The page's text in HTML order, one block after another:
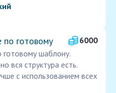
по готовому
6000
готовому шаблону.
вся структура есть.
с использованием всех